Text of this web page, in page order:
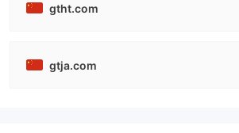
gtht.com
gtja.com